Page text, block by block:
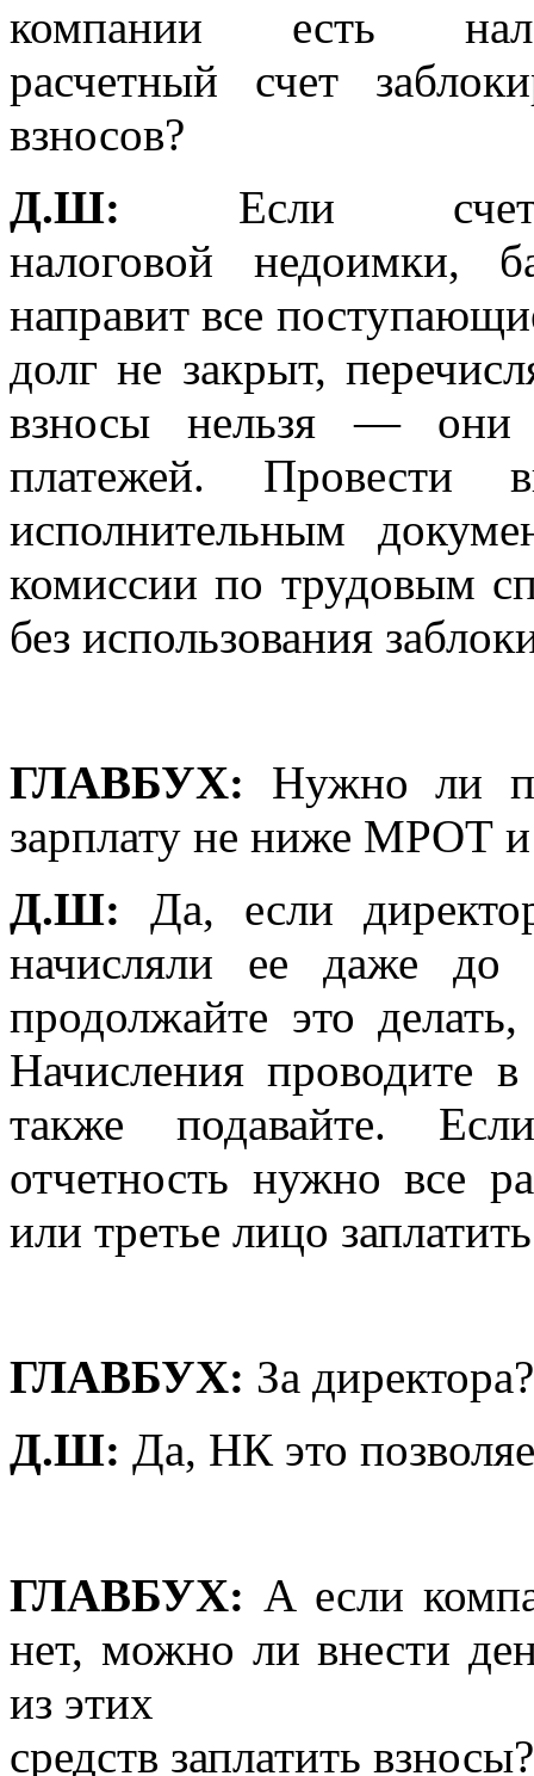
компании есть
расчетный счет
взносов?
Д.Ш: Если счет
налоговой недоимки,
направит все
долг не закрыт,
взносы нельзя — они
платежей. Провести
исполнительным
комиссии по трудовым
без использования
ГЛАВБУХ: Нужно ли
зарплату не ниже МРОТ и
Д.Ш:
Да, если
начисляли ее даже до
продолжайте это
Начисления проводите
также подавайте.
отчетность нужно все
или третье лицо
ГЛАВБУХ: За директора?
Д.Ш: Да, НК это
ГЛАВБУХ: А если
нет, можно ли внести
из этих
средств заплатить взносы?